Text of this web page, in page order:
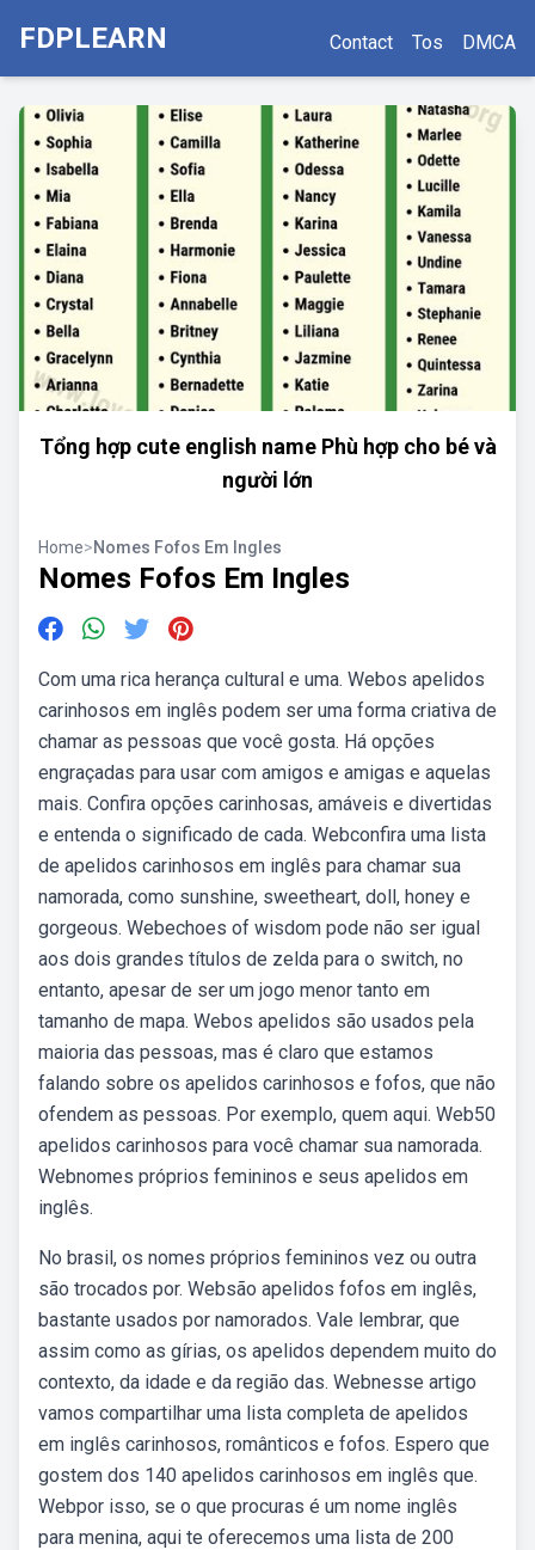
FDPLEARN Contact Tos DMCA
Tổng hợp cute english name Phù hợp cho bé và
người lớn
Home>Nomes Fofos Em Ingles
Nomes Fofos Em Ingles
Com uma rica herança cultural e uma. Webos apelidos
carinhosos em inglês podem ser uma forma criativa de
chamar as pessoas que você gosta. Há opções
engraçadas para usar com amigos e amigas e aquelas
mais. Confira opções carinhosas, amáveis e divertidas
e entenda o significado de cada. Webconfira uma lista
de apelidos carinhosos em inglês para chamar sua
namorada, como sunshine, sweetheart, doll, honey e
gorgeous. Webechoes of wisdom pode não ser igual
aos dois grandes títulos de zelda para o switch, no
entanto, apesar de ser um jogo menor tanto em
tamanho de mapa. Webos apelidos são usados pela
maioria das pessoas, mas é claro que estamos
falando sobre os apelidos carinhosos e fofos, que não
ofendem as pessoas. Por exemplo, quem aqui. Web50
apelidos carinhosos para você chamar sua namorada.
Webnomes próprios femininos e seus apelidos em
inglês.
No brasil, os nomes próprios femininos vez ou outra
são trocados por. Websão apelidos fofos em inglês,
bastante usados por namorados. Vale lembrar, que
assim como as gírias, os apelidos dependem muito do
contexto, da idade e da região das. Webnesse artigo
vamos compartilhar uma lista completa de apelidos
em inglês carinhosos, românticos e fofos. Espero que
gostem dos 140 apelidos carinhosos em inglês que.
Webpor isso, se o que procuras é um nome inglês
para menina, aqui te oferecemos uma lista de 200